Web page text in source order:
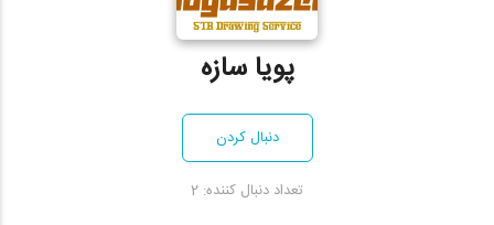
پویا سازه
دنبال کردن
تعداد دنبال کننده: 2